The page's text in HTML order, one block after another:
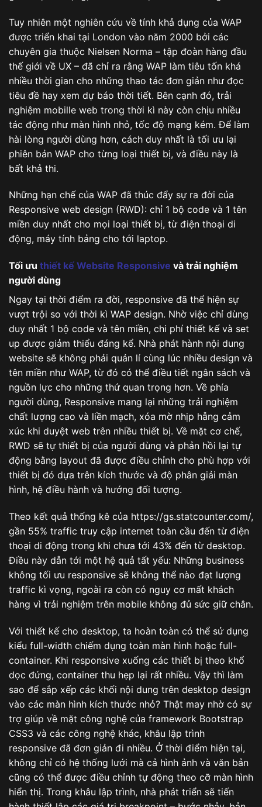
Tuy nhiên một nghiên cứu về tính khả dụng của WAP
được triển khai tại London vào năm 2000 bởi các
chuyên gia thuộc Nielsen Norma – tập đoàn hàng đầu
thế giới về UX – đã chỉ ra rằng WAP làm tiêu tốn khá
nhiều thời gian cho những thao tác đơn giản như đọc
tiêu đề hay xem dự báo thời tiết. Bên cạnh đó, trải
nghiệm mobille web trong thời kì này còn chịu nhiều
tác động như màn hình nhỏ, tốc độ mạng kém. Để làm
hài lòng người dùng hơn, cách duy nhất là tối ưu lại
phiên bản WAP cho từng loại thiết bị, và điều này là
bất khả thi.
Những hạn chế của WAP đã thúc đẩy sự ra đời của
Responsive web design (RWD): chỉ 1 bộ code và 1 tên
miền duy nhất cho mọi loại thiết bị, từ điện thoại di
động, máy tính bảng cho tới laptop.
Tối ưu thiết kế Website Responsive và trải nghiệm
người dùng
Ngay tại thời điểm ra đời, responsive đã thể hiện sự
vượt trội so với thời kì WAP design. Nhờ việc chỉ dùng
duy nhất 1 bộ code và tên miền, chi phí thiết kế và set
up được giảm thiểu đáng kể. Nhà phát hành nội dung
website sẽ không phải quản lí cùng lúc nhiều design và
tên miền như WAP, từ đó có thể điều tiết ngân sách và
nguồn lực cho những thứ quan trọng hơn. Về phía
người dùng, Responsive mang lại những trải nghiệm
chất lượng cao và liền mạch, xóa mờ nhịp hẫng cảm
xúc khi duyệt web trên nhiều thiết bị. Về mặt cơ chế,
RWD sẽ tự thiết bị của người dùng và phản hồi lại tự
động bằng layout đã được điều chỉnh cho phù hợp với
thiết bị đó dựa trên kích thước và độ phân giải màn
hình, hệ điều hành và hướng đối tượng.
Theo kết quả thống kê của https://gs.statcounter.com/,
gần 55% traffic truy cập internet toàn cầu đến từ điện
thoại di động trong khi chưa tới 43% đến từ desktop.
Điều này dẫn tới một hệ quả tất yếu: Những business
không tối ưu responsive sẽ không thể nào đạt lượng
traffic kì vọng, ngoài ra còn có nguy cơ mất khách
hàng vì trải nghiệm trên mobile không đủ sức giữ chân.
Với thiết kế cho desktop, ta hoàn toàn có thể sử dụng
kiểu full-width chiếm dụng toàn màn hình hoặc full-
container. Khi responsive xuống các thiết bị theo khổ
dọc đứng, container thu hẹp lại rất nhiều. Vậy thì làm
sao để sắp xếp các khối nội dung trên desktop design
vào các màn hình kích thước nhỏ? Thật may nhờ có sự
trợ giúp về mặt công nghệ của framework Bootstrap
CSS3 và các công nghệ khác, khâu lập trình
responsive đã đơn giản đi nhiều. Ở thời điểm hiện tại,
không chỉ có hệ thống lưới mà cả hình ảnh và văn bản
cũng có thể được điều chỉnh tự động theo cỡ màn hình
hiển thị. Trong khâu lập trình, nhà phát triển sẽ tiến